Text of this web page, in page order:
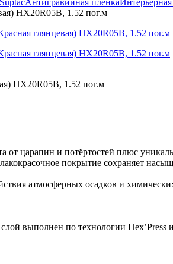
HX20R05B, 1.52 пог.м
HX20R05B, 1.52 пог.м
от царапин и потёртостей плюс
покрытие сохраняет
атмосферных осадков и
выполнен по технологии